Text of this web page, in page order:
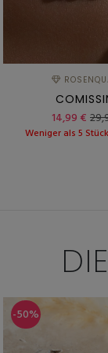
14,99 €
Weniger als 5
DIE
-50%